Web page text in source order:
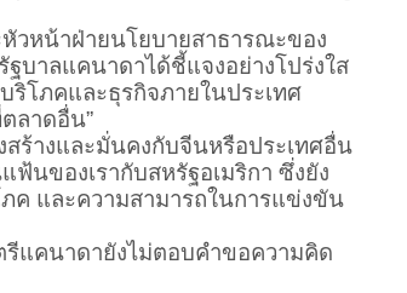
หน้าฝ่ายนโยบายสาธารณะของ
บาลแคนาดาได้ชี้แจงอย่างโปร่งใส
โภคและธุรกิจภายในประเทศ
ลาดอื่น”
ร้างและมั่นคงกับจีนหรือประเทศอื่น
นของเรากับสหรัฐอเมริกา ซึ่งยัง
ค และความสามารถในการแข่งขัน
แคนาดายังไม่ตอบคำขอความคิด